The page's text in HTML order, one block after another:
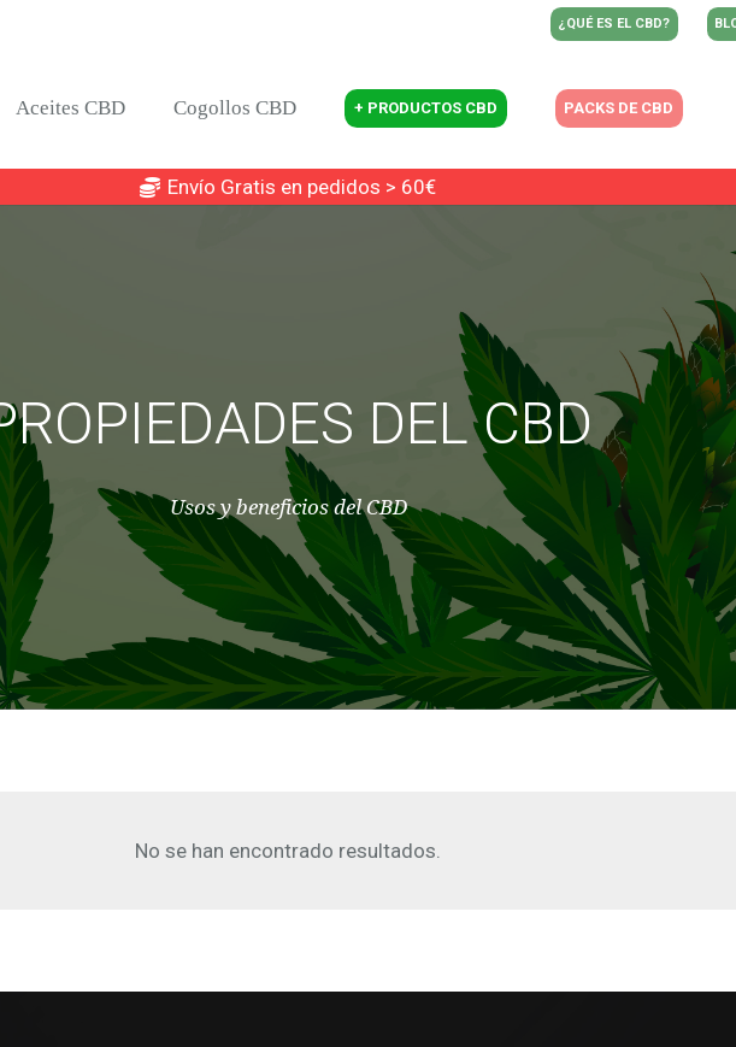
¿QUÉ ES EL CBD?
Aceites CBD Cogollos CBD + PRODUCTOS CBD PACKS DE CBD
Envío Gratis en pedidos > 60€
DEL CBD
Usos y beneficios del CBD
No se han encontrado resultados.